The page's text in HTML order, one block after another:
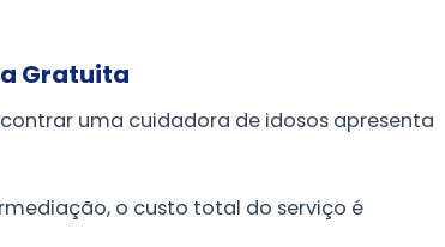
Gratuita
uma cuidadora de idosos apresenta
o custo total do serviço é